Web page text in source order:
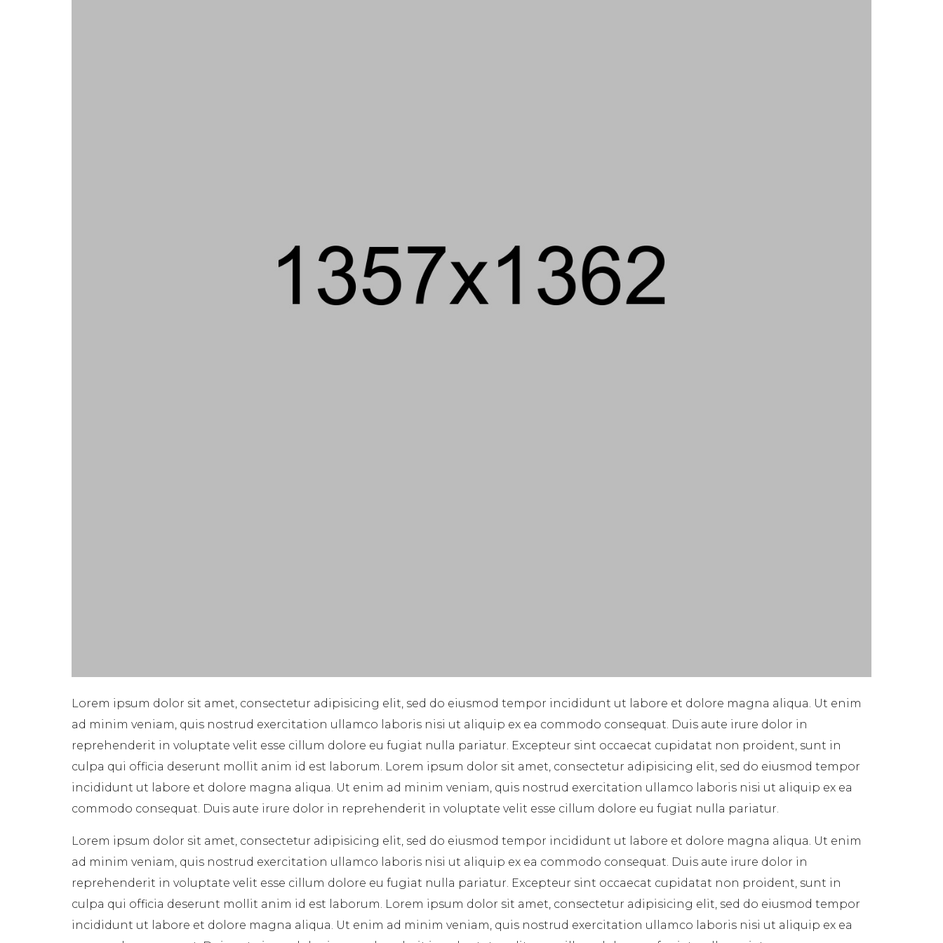
Lorem ipsum dolor sit amet, consectetur adipisicing elit, sed do eiusmod tempor incididunt ut labore et dolore magna aliqua. Ut enim
ad minim veniam, quis nostrud exercitation ullamco laboris nisi ut aliquip ex ea commodo consequat. Duis aute irure dolor in
reprehenderit in voluptate velit esse cillum dolore eu fugiat nulla pariatur. Excepteur sint occaecat cupidatat non proident, sunt in
culpa qui officia deserunt mollit anim id est laborum. Lorem ipsum dolor sit amet, consectetur adipisicing elit, sed do eiusmod tempor
incididunt ut labore et dolore magna aliqua. Ut enim ad minim veniam, quis nostrud exercitation ullamco laboris nisi ut aliquip ex ea
commodo consequat. Duis aute irure dolor in reprehenderit in voluptate velit esse cillum dolore eu fugiat nulla pariatur.
Lorem ipsum dolor sit amet, consectetur adipisicing elit, sed do eiusmod tempor incididunt ut labore et dolore magna aliqua. Ut enim
ad minim veniam, quis nostrud exercitation ullamco laboris nisi ut aliquip ex ea commodo consequat. Duis aute irure dolor in
reprehenderit in voluptate velit esse cillum dolore eu fugiat nulla pariatur. Excepteur sint occaecat cupidatat non proident, sunt in
culpa qui officia deserunt mollit anim id est laborum. Lorem ipsum dolor sit amet, consectetur adipisicing elit, sed do eiusmod tempor
incididunt ut labore et dolore magna aliqua. Ut enim ad minim veniam, quis nostrud exercitation ullamco laboris nisi ut aliquip ex ea